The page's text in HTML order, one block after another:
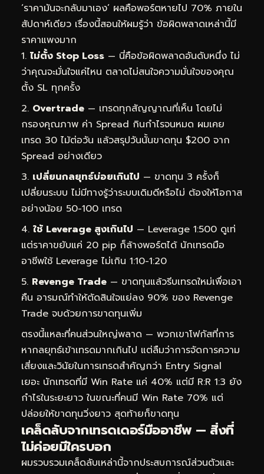
‘ราคามันจะกลับมาเอง’ ผลคือพอร์ตหายไป 70% ภายใน
สัปดาห์เดียว เรื่องนี้สอนให้ผมรู้ว่า ข้อผิดพลาดเหล่านี้มี
ราคาแพงมาก
ไม่ตั้ง Stop Loss — นี่คือข้อผิดพลาดอันดับหนึ่ง ไม่
ว่าคุณจะมั่นใจแค่ไหน ตลาดไม่สนใจความมั่นใจของคุณ
ตั้ง SL ทุกครั้ง
Overtrade — เทรดทุกสัญญาณที่เห็น โดยไม่
กรองคุณภาพ ค่า Spread กินกำไรจนหมด ผมเคย
เทรด 30 ไม้ต่อวัน แล้วสรุปวันนั้นขาดทุน $200 จาก
Spread อย่างเดียว
เปลี่ยนกลยุทธ์บ่อยเกินไป — ขาดทุน 3 ครั้งก็
เปลี่ยนระบบ ไม่มีทางรู้ว่าระบบเดิมดีหรือไม่ ต้องให้โอกาส
อย่างน้อย 50-100 เทรด
ใช้ Leverage สูงเกินไป — Leverage 1:500 ดูเท่
แต่ราคาขยับแค่ 20 pip ก็ล้างพอร์ตได้ นักเทรดมือ
อาชีพใช้ Leverage ไม่เกิน 1:10-1:20
Revenge Trade — ขาดทุนแล้วรีบเทรดใหม่เพื่อเอา
คืน อารมณ์ทำให้ตัดสินใจแย่ลง 90% ของ Revenge
Trade จบด้วยการขาดทุนเพิ่ม
ตรงนี้แหละที่คนส่วนใหญ่พลาด — พวกเขาโฟกัสที่การ
หากลยุทธ์เข้าเทรดมากเกินไป แต่ลืมว่าการจัดการความ
เสี่ยงและวินัยในการเทรดสำคัญกว่า Entry Signal
เยอะ นักเทรดที่มี Win Rate แค่ 40% แต่มี R:R 1:3 ยัง
กำไรในระยะยาว ในขณะที่คนมี Win Rate 70% แต่
ปล่อยให้ขาดทุนวิ่งยาว สุดท้ายก็ขาดทุน
เคล็ดลับจากเทรดเดอร์มืออาชีพ — สิ่งที่
ไม่ค่อยมีใครบอก
ผมรวบรวมเคล็ดลับเหล่านี้จากประสบการณ์ส่วนตัวและ